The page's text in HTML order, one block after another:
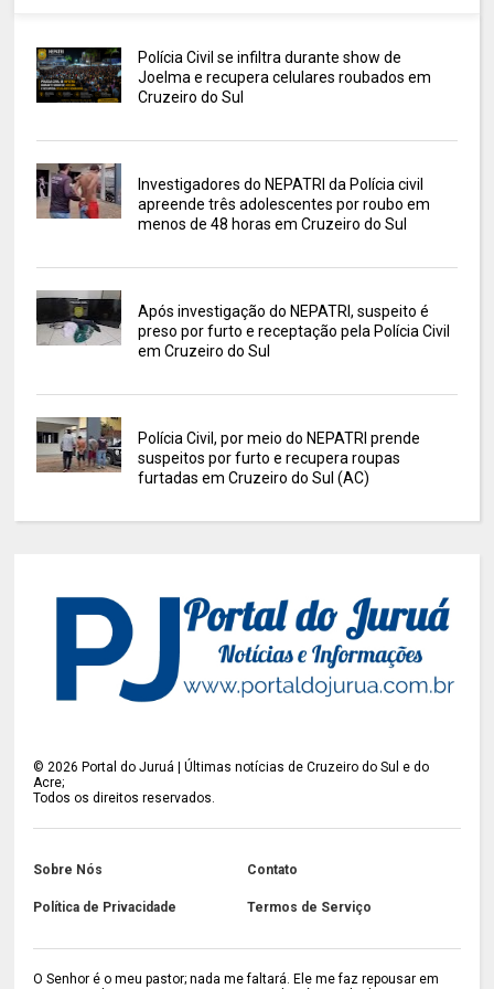
Polícia Civil se infiltra durante show de
Joelma e recupera celulares roubados em
Cruzeiro do Sul
Investigadores do NEPATRI da Polícia civil
apreende três adolescentes por roubo em
menos de 48 horas em Cruzeiro do Sul
Após investigação do NEPATRI, suspeito é
preso por furto e receptação pela Polícia Civil
em Cruzeiro do Sul
Polícia Civil, por meio do NEPATRI prende
suspeitos por furto e recupera roupas
furtadas em Cruzeiro do Sul (AC)
© 2026 Portal do Juruá | Últimas notícias de Cruzeiro do Sul e do
Acre;
Todos os direitos reservados.
Sobre Nós Contato
Política de Privacidade Termos de Serviço
O Senhor é o meu pastor; nada me faltará. Ele me faz repousar em